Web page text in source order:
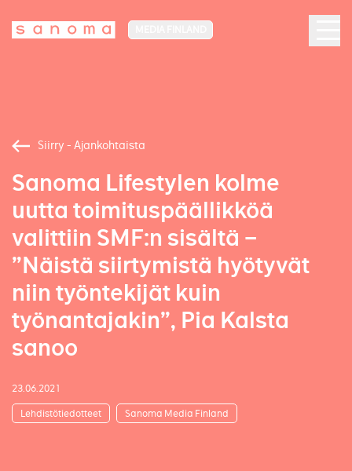
Siirry - Ajankohtaista
Sanoma Lifestylen kolme
uutta toimituspäällikköä
valittiin SMF:n sisältä –
”Näistä siirtymistä hyötyvät
niin työntekijät kuin
työnantajakin”, Pia Kalsta
sanoo
23.06.2021
Lehdistötiedotteet Sanoma Media Finland